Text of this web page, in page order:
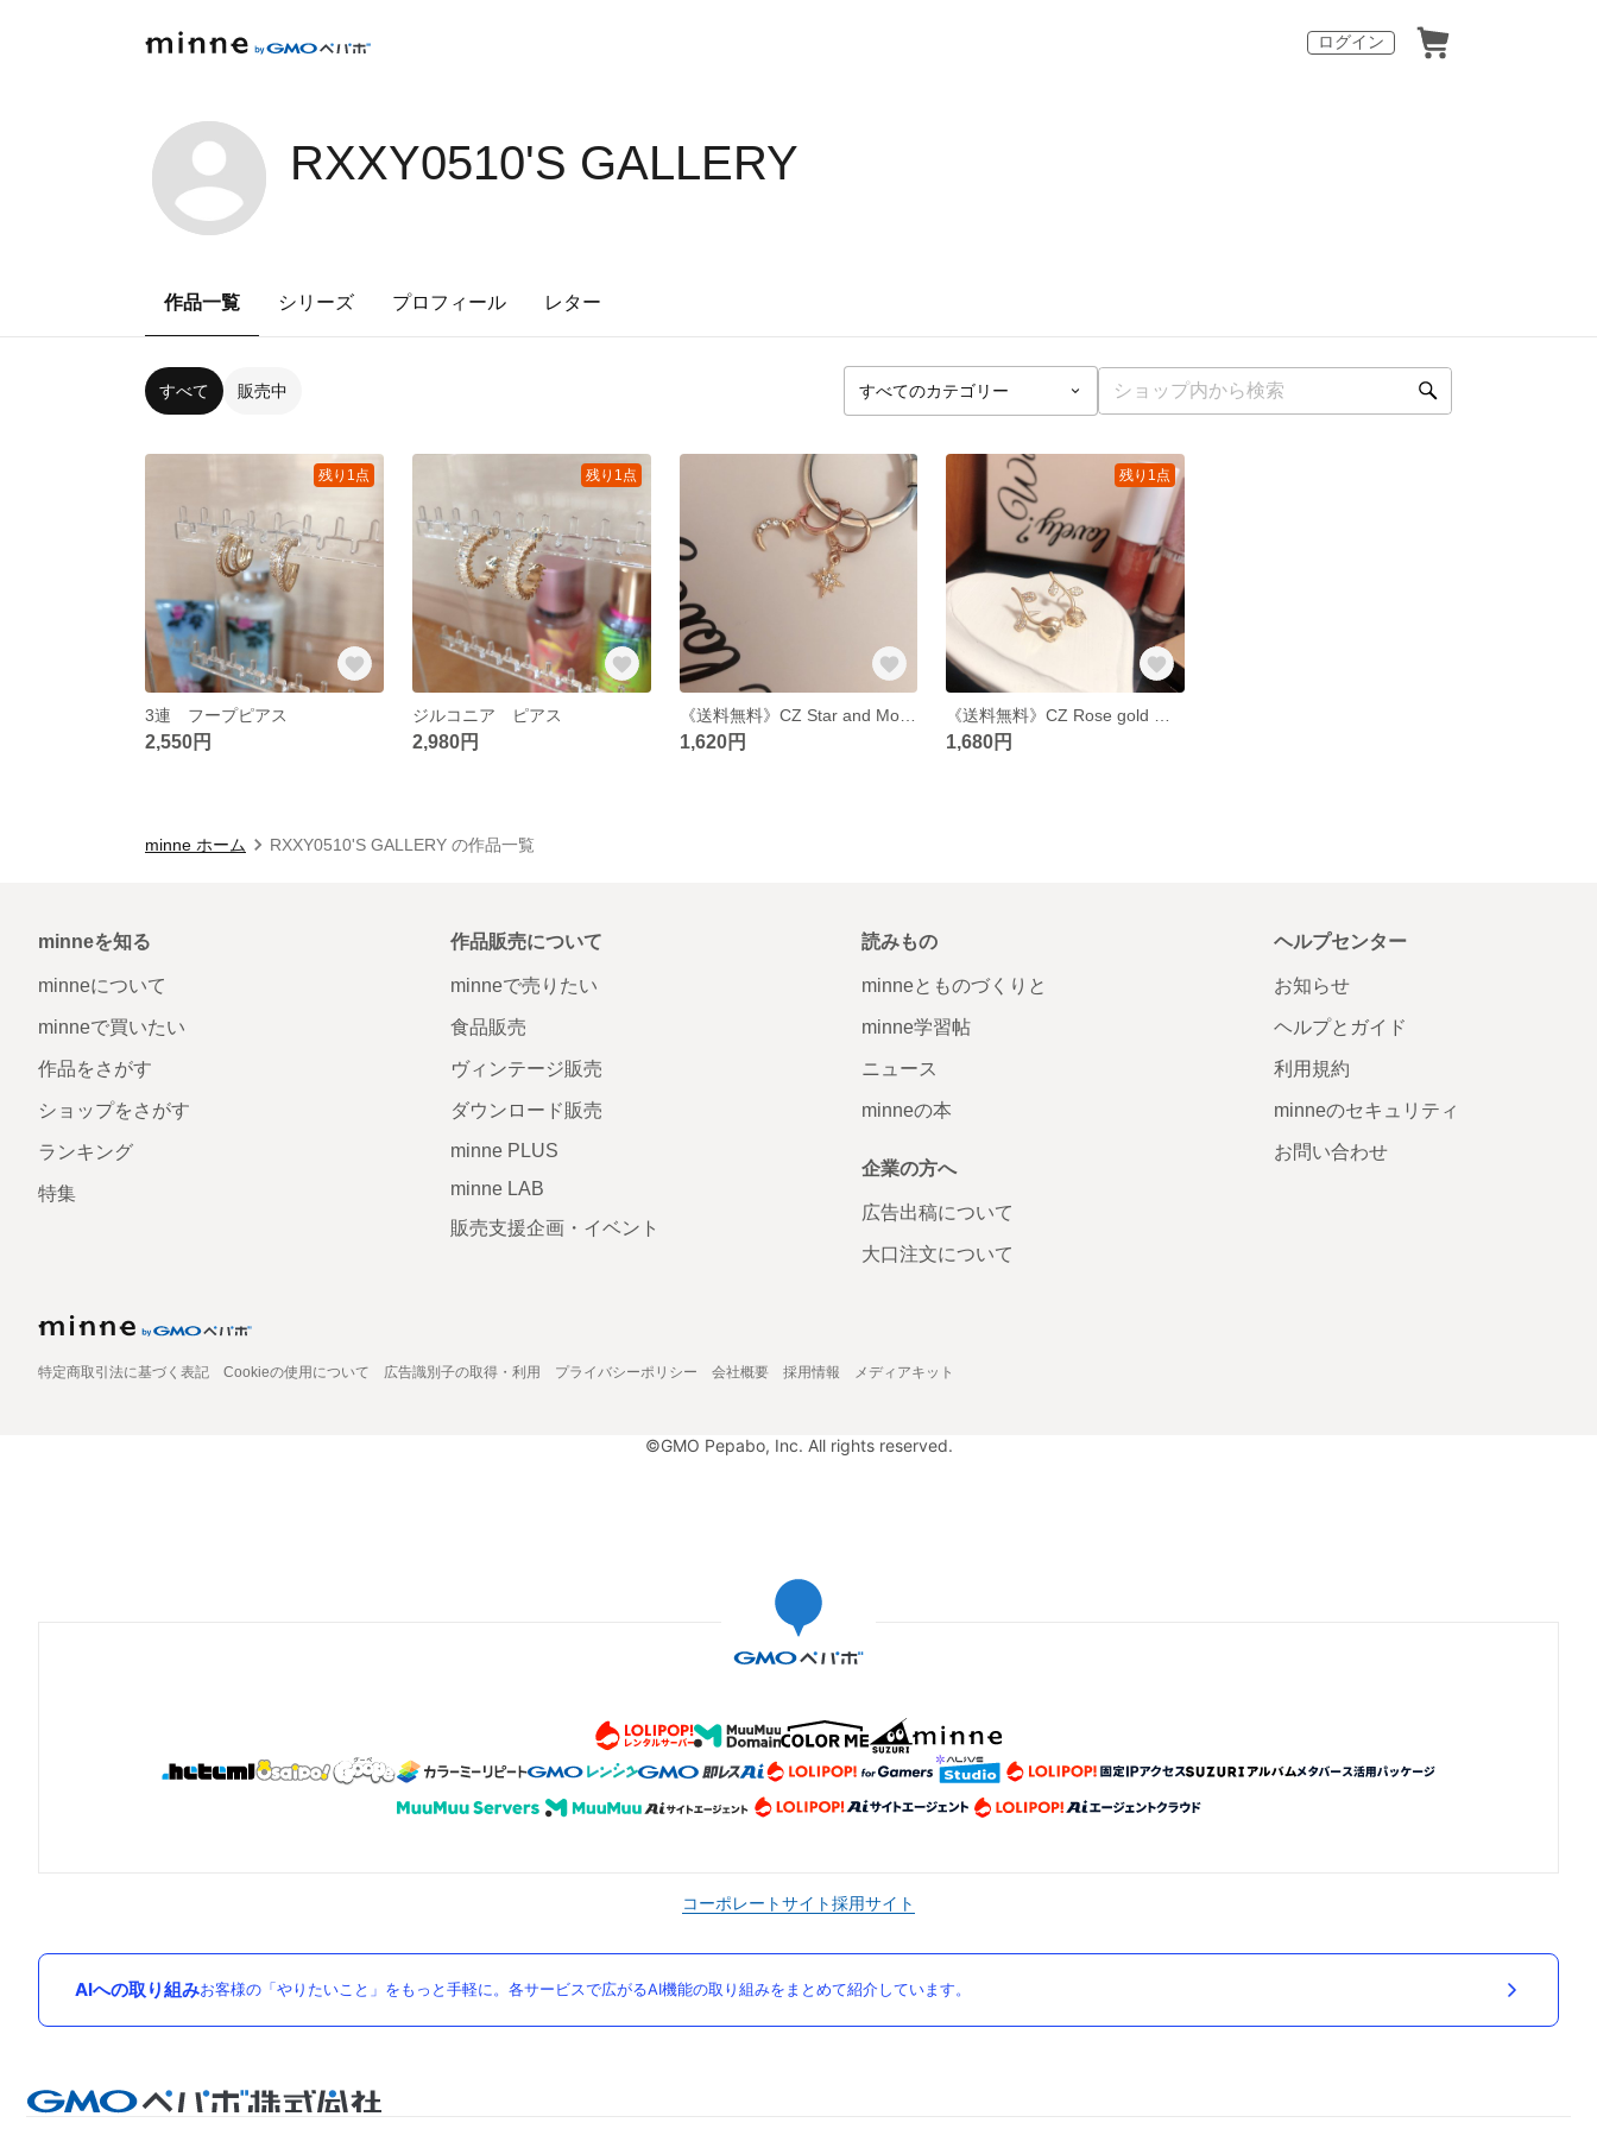
ログイン
RXXY0510'S GALLERY
作品一覧 シリーズ プロフィール レター
すべて 販売中
残り1点
3連 フープピアス
2,550円
残り1点
ジルコニア ピアス
2,980円
《送料無料》CZ Star and Moon pierce フープピアス
1,620円
残り1点
1,680円
minne ホーム RXXY0510'S GALLERY の作品一覧
minneを知る
minneについて
minneで買いたい
作品をさがす
ショップをさがす
ランキング
特集
作品販売について
minneで売りたい
食品販売
ヴィンテージ販売
ダウンロード販売
minne PLUS
minne LAB
販売支援企画・イベント
読みもの
minneとものづくりと
minne学習帖
ニュース
minneの本
企業の方へ
広告出稿について
大口注文について
ヘルプセンター
お知らせ
ヘルプとガイド
利用規約
minneのセキュリティ
お問い合わせ
特定商取引法に基づく表記 Cookieの使用について 広告識別子の取得・利用 プライバシーポリシー 会社概要 採用情報 メディアキット
©GMO Pepabo, Inc. All rights reserved.
コーポレートサイト採用サイト
AIへの取り組みお客様の「やりたいこと」をもっと手軽に。各サービスで広がるAI機能の取り組みをまとめて紹介しています。